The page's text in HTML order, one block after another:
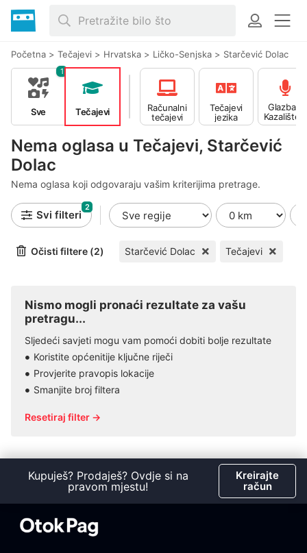
Početna > Tečajevi > Hrvatska > Ličko-Senjska > Starčević Dolac
Nema oglasa u Tečajevi, Starčević
Dolac
Nema oglasa koji odgovaraju vašim kriterijima pretrage.
Sve
1
Tečajevi
Računalni
tečajevi
Tečajevi
jezika
Glazba -
Kazalište -
Ples
Svi filteri
2
Očisti filtere (2) Starčević Dolac Tečajevi
Nismo mogli pronaći rezultate za vašu
pretragu...
Sljedeći savjeti mogu vam pomoći dobiti bolje rezultate
Koristite općenitije ključne riječi
Provjerite pravopis lokacije
Smanjite broj filtera
Resetiraj filter →
Kupuješ? Prodaješ? Ovdje si na
pravom mjestu!
Kreirajte
račun